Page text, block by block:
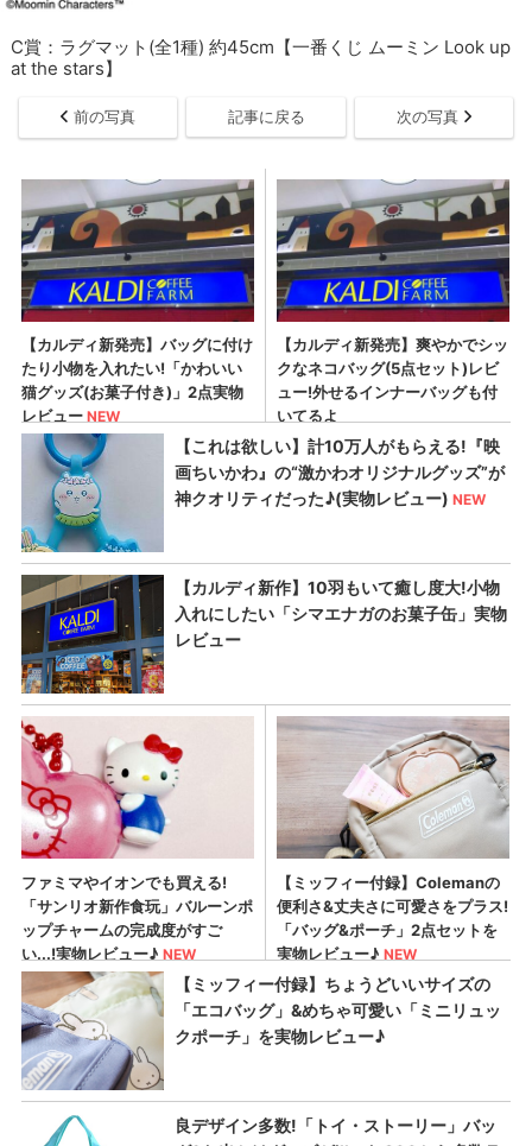
C賞：ラグマット(全1種) 約45cm【一番くじ ムーミン Look up
at the stars】
前の写真 記事に戻る 次の写真